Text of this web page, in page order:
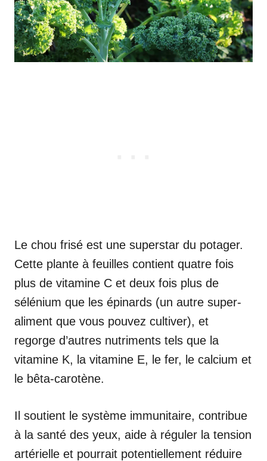
Le chou frisé est une superstar du potager.
Cette plante à feuilles contient quatre fois
plus de vitamine C et deux fois plus de
sélénium que les épinards (un autre super-
aliment que vous pouvez cultiver), et
regorge d’autres nutriments tels que la
vitamine K, la vitamine E, le fer, le calcium et
le bêta-carotène.
Il soutient le système immunitaire, contribue
à la santé des yeux, aide à réguler la tension
artérielle et pourrait potentiellement réduire